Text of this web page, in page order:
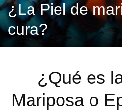
¿La Piel de
cura?
¿Qué es
Mariposa o